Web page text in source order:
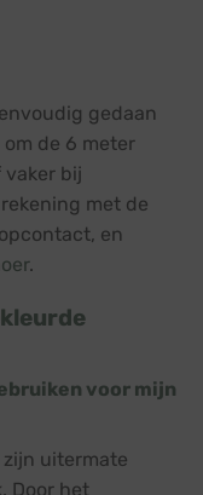
gedaan
de 6 meter
bij
met de
en
.
voor mijn
zijn uitermate
Door het